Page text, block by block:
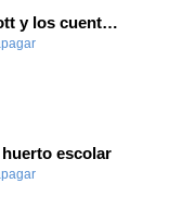
Podcast 25/26 - Ana Griott y los cuentos de las voces olvidadas
-
escolar
-